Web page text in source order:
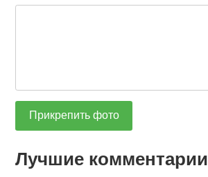
Прикрепить фото
Лучшие комментарии